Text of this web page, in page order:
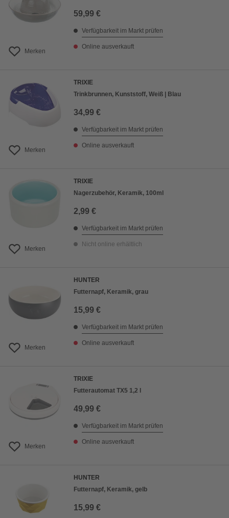
Merken
59,99 €
Verfügbarkeit im Markt prüfen
Online ausverkauft
Merken
TRIXIE
Trinkbrunnen, Kunststoff, Weiß | Blau
34,99 €
Verfügbarkeit im Markt prüfen
Online ausverkauft
Merken
TRIXIE
Nagerzubehör, Keramik, 100ml
2,99 €
Verfügbarkeit im Markt prüfen
Nicht online erhältlich
Merken
HUNTER
Futternapf, Keramik, grau
15,99 €
Verfügbarkeit im Markt prüfen
Online ausverkauft
Merken
TRIXIE
Futterautomat TX5 1,2 l
49,99 €
Verfügbarkeit im Markt prüfen
Online ausverkauft
HUNTER
Futternapf, Keramik, gelb
15,99 €